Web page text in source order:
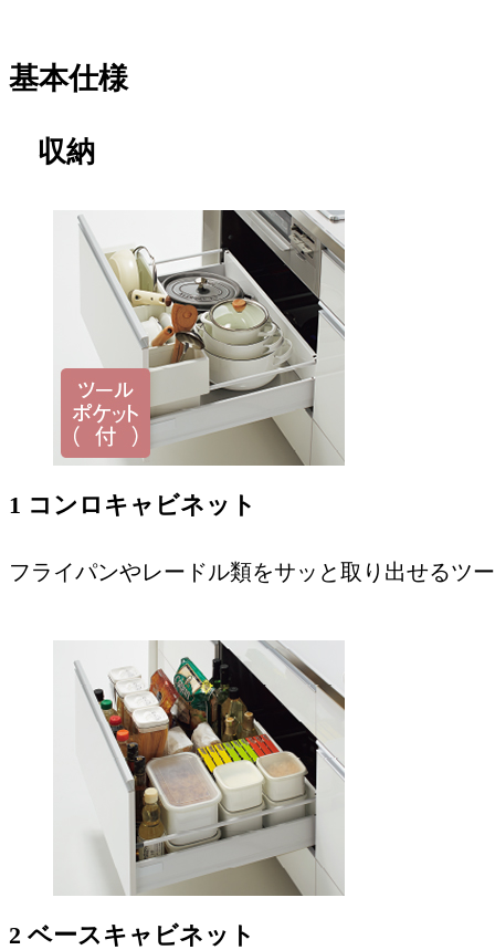
基本仕様
収納
1 コンロキャビネット
フライパンやレードル類をサッと取り出せるツ
2 ベースキャビネット